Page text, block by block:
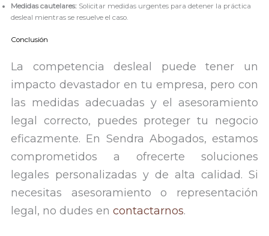
Medidas cautelares: Solicitar medidas urgentes para detener la práctica
desleal mientras se resuelve el caso.
Conclusión
La competencia desleal puede tener un
impacto devastador en tu empresa, pero con
las medidas adecuadas y el asesoramiento
legal correcto, puedes proteger tu negocio
eficazmente. En Sendra Abogados, estamos
comprometidos a ofrecerte soluciones
legales personalizadas y de alta calidad. Si
necesitas asesoramiento o representación
legal, no dudes encontactarnos.